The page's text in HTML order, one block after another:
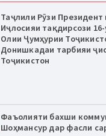
Таҷлили Рӯзи Президент
Иҷлосияи тақдирсози
Олии Ҷумҳурии
Донишкадаи тарбияи
Тоҷикистон
Фаъолияти бахши
Шоҳмансур дар фасли